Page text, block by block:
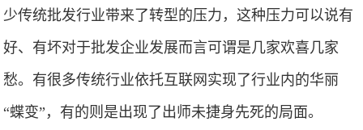
少传统批发行业带来了转型的压力，这种压力可以说有
好、有坏对于批发企业发展而言可谓是几家欢喜几家
愁。有很多传统行业依托互联网实现了行业内的华丽
“蝶变”，有的则是出现了出师未捷身先死的局面。